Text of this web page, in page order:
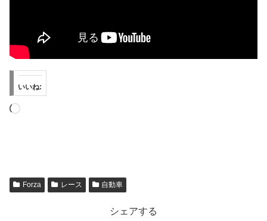
いいね:
読
Forza レース 自動車
シェアする